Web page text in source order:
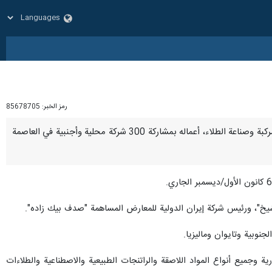
رمز الخبر: 85678705